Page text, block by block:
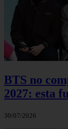
BTS no
2027: esta
30/07/2026